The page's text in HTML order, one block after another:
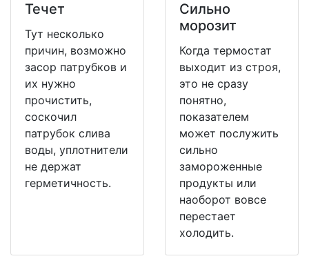
Течет
Тут несколько
причин, возможно
засор патрубков и
их нужно
прочистить,
соскочил
патрубок слива
воды, уплотнители
не держат
герметичность.
Сильно
морозит
Когда термостат
выходит из строя,
это не сразу
понятно,
показателем
может послужить
сильно
замороженные
продукты или
наоборот вовсе
перестает
холодить.